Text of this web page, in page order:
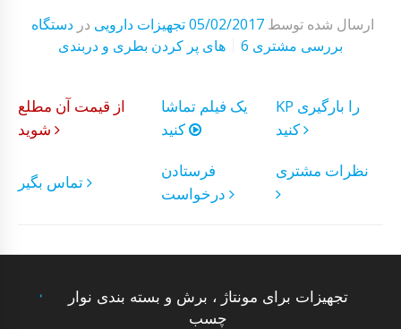
ارسال شده توسط05/02/2017 تجهیزات دارویی دردستگاه
های پر کردن بطری و دربندی
6 بررسی مشتری
از قیمت آن مطلع
یک فیلم تماشا
KP را بارگیری
فرستادن
نظرات مشتری
تجهیزات برای مونتاژ ، برش و بسته بندی نوار
چسب